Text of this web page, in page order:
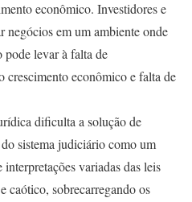
econômico. Investidores e
negócios em um ambiente onde
pode levar à falta de
crescimento econômico e falta de
dificulta a solução de
sistema judiciário como um
variadas das leis
caótico, sobrecarregando os